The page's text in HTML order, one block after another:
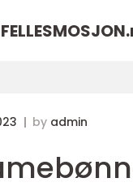
FELLESMOSJON.
by admin